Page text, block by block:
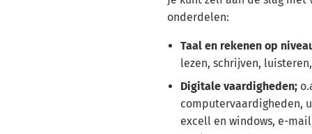
onderdelen:
Taal en rekenen op niveau
lezen, schrijven,
Digitale vaardigheden;
computervaardigheden,
excell en windows, e-